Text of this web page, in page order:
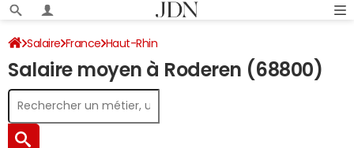
Salaire France Haut-Rhin
Salaire moyen à Roderen (68800)